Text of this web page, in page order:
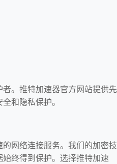
。推特加速器官方网站提供先
和隐私保护。
网络连接服务。我们的加密技
终得到保护。选择推特加速